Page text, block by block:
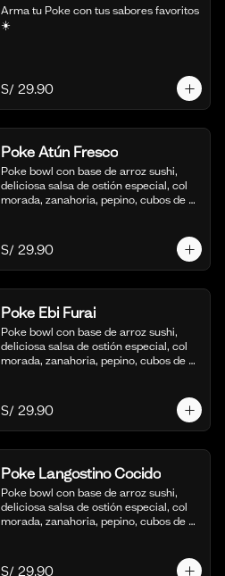
Arma tu Poke con tus sabores favoritos
☀️
S/ 29.90
Poke Atún Fresco
Poke bowl con base de arroz sushi,
deliciosa salsa de ostión especial, col
morada, zanahoria, pepino, cubos de
S/ 29.90
Poke Ebi Furai
Poke bowl con base de arroz sushi,
deliciosa salsa de ostión especial, col
morada, zanahoria, pepino, cubos de
S/ 29.90
Poke Langostino Cocido
Poke bowl con base de arroz sushi,
deliciosa salsa de ostión especial, col
morada, zanahoria, pepino, cubos de
S/ 29.90